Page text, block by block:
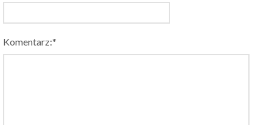
Komentarz:*